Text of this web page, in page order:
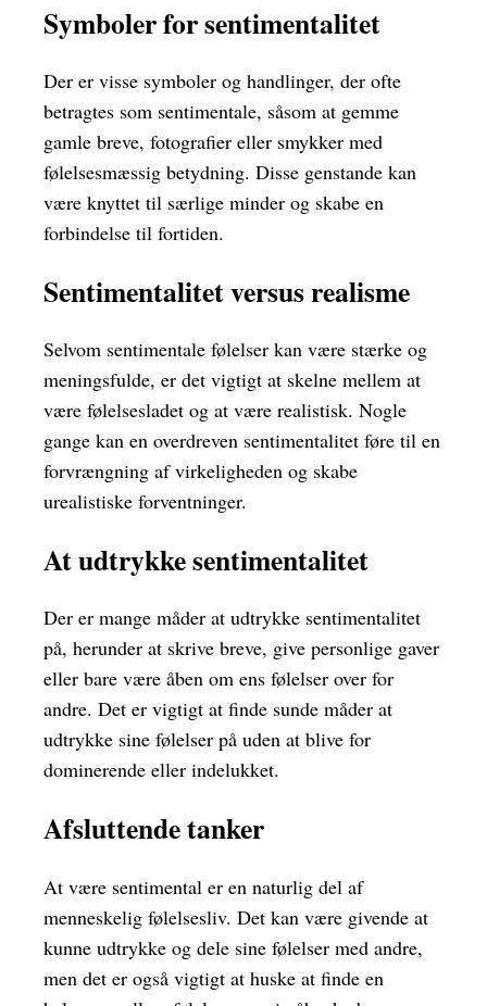
Symboler for sentimentalitet
Der er visse symboler og handlinger, der ofte
betragtes som sentimentale, såsom at gemme
gamle breve, fotografier eller smykker med
følelsesmæssig betydning. Disse genstande kan
være knyttet til særlige minder og skabe en
forbindelse til fortiden.
Sentimentalitet versus realisme
Selvom sentimentale følelser kan være stærke og
meningsfulde, er det vigtigt at skelne mellem at
være følelsesladet og at være realistisk. Nogle
gange kan en overdreven sentimentalitet føre til en
forvrængning af virkeligheden og skabe
urealistiske forventninger.
At udtrykke sentimentalitet
Der er mange måder at udtrykke sentimentalitet
på, herunder at skrive breve, give personlige gaver
eller bare være åben om ens følelser over for
andre. Det er vigtigt at finde sunde måder at
udtrykke sine følelser på uden at blive for
dominerende eller indelukket.
Afsluttende tanker
At være sentimental er en naturlig del af
menneskelig følelsesliv. Det kan være givende at
kunne udtrykke og dele sine følelser med andre,
men det er også vigtigt at huske at finde en